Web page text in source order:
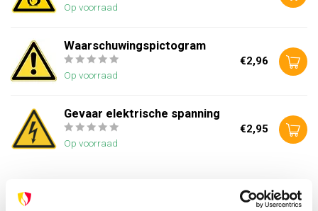
Op voorraad
Waarschuwingspictogram
Op voorraad
€2,96
Gevaar elektrische spanning
Op voorraad
€2,95
Heb je vragen over dit product?